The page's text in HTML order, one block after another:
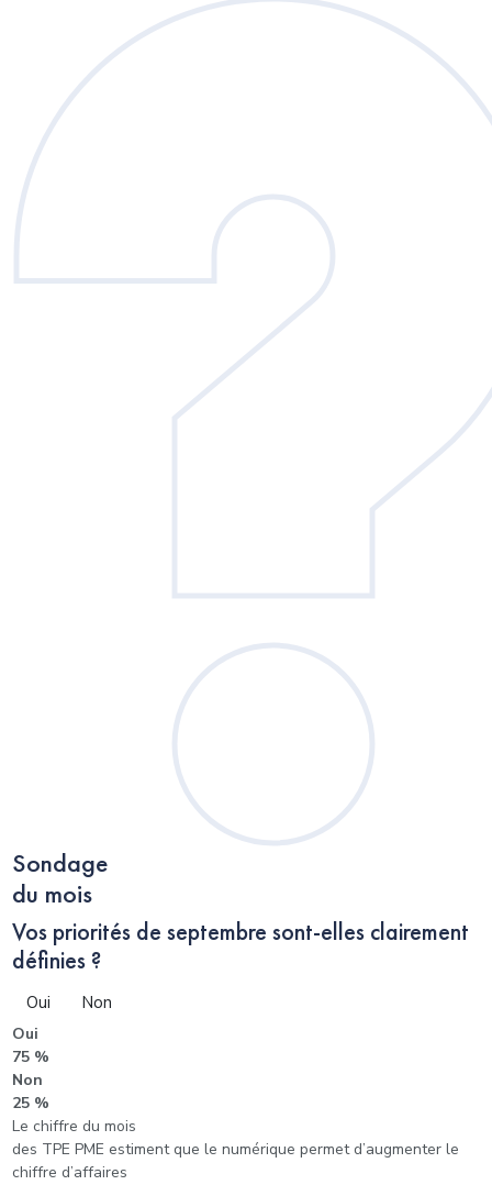
Sondage
du mois
Vos priorités de septembre sont-elles clairement
définies ?
Oui Non
Oui
75 %
Non
25 %
Le chiffre du mois
des TPE PME estiment que le numérique permet d’augmenter le
chiffre d’affaires